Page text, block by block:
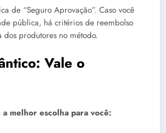
de “Seguro Aprovação”. Caso você
pública, há critérios de reembolso
produtores no método.
Vale o
melhor escolha para você: